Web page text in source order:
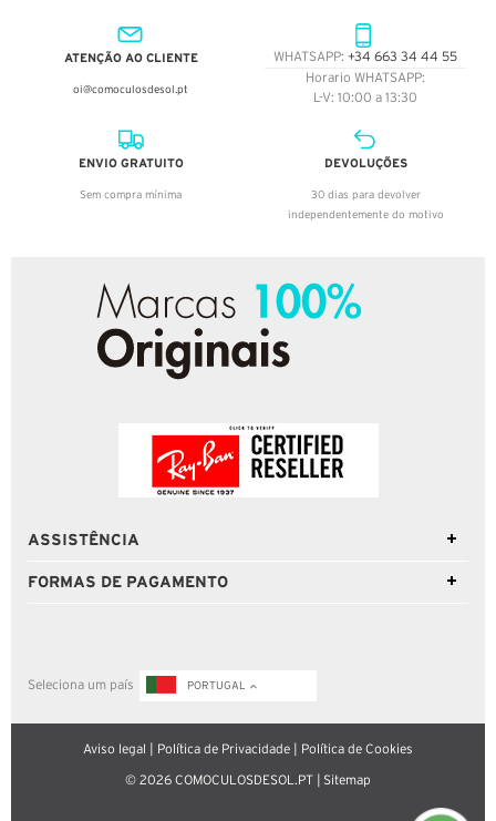
ATENÇÃO AO CLIENTE
oi@comoculosdesol.pt
WHATSAPP: +34 663 34 44 55
Horario WHATSAPP:
L-V: 10:00 a 13:30
ENVIO GRATUITO
Sem compra mínima
DEVOLUÇÕES
30 dias para devolver
independentemente do motivo
ASSISTÊNCIA
FORMAS DE PAGAMENTO
Seleciona um país PORTUGAL
Aviso legal Política de Privacidade Política de Cookies
© 2026 COMOCULOSDESOL.PT | Sitemap